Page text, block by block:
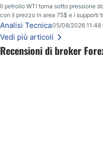
Recensioni di broker
Il petrolio WTI torna sotto pressione
con il prezzo in area 75$ e i supporti
ribasso potrà estendersi verso quota
Analisi Tecnica05/08/2026 11:48
Vedi più articoli